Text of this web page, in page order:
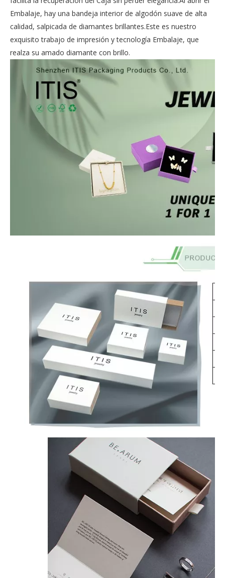
Embalaje, hay una bandeja interior de algodón suave de alta
calidad, salpicada de diamantes brillantes.Este es nuestro
exquisito trabajo de impresión y tecnología Embalaje, que
realza su amado diamante con brillo.